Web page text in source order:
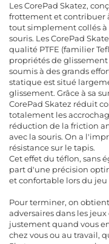
Les CorePad Skatez,
frottement et contribuer
tout simplement collés à
souris. Les CorePad
qualité PTFE (familier
propriétés de
soumis à des grands
statique est situé
glissement. Grâce à sa
CorePad Skatez réduit
totalement les
réduction de la friction
avec la souris. On a
résistance sur le tapis.
Cet effet du téflon, sans
part d'une précision
et confortable lors du jeu
Pour terminer, on
adversaires dans les
justement quand vous
chez vous ou au travail,